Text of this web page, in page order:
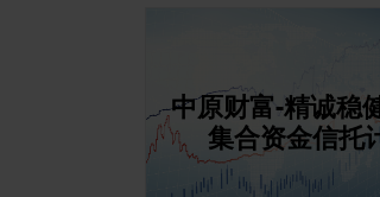
中原财富-精诚稳
集合资金信托